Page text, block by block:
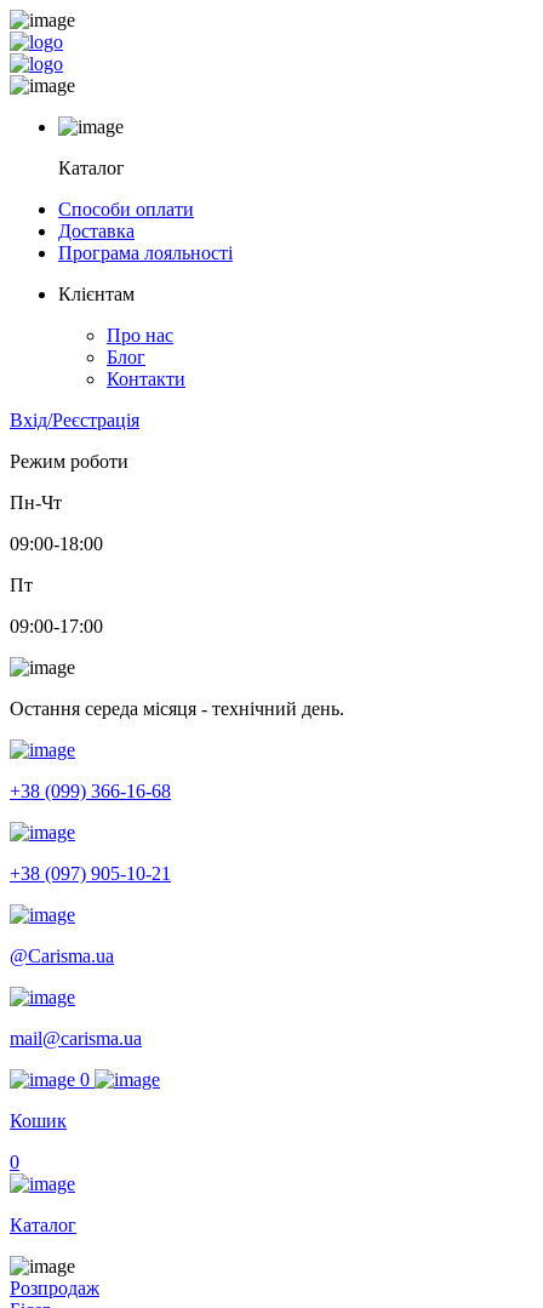
Каталог
Способи оплати
Доставка
Програма лояльності
Клієнтам
Про нас
Блог
Контакти
Вхід/Реєстрація
Режим роботи
Пн-Чт
09:00-18:00
Пт
09:00-17:00
Остання середа місяця - технічний день.
+38 (099) 366-16-68
+38 (097) 905-10-21
@Carisma.ua
mail@carisma.ua
0
Кошик
0
Каталог
Розпродаж